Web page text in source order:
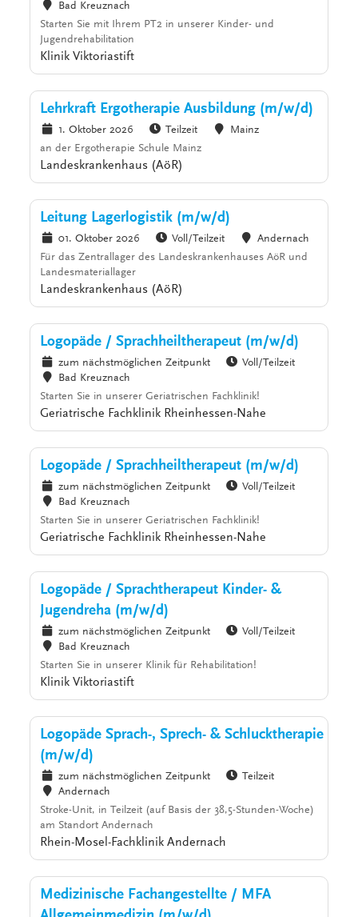
Bad Kreuznach
Starten Sie mit Ihrem PT2 in unserer Kinder- und
Jugendrehabilitation
Klinik Viktoriastift
Lehrkraft Ergotherapie Ausbildung (m/w/d)
1. Oktober 2026 Teilzeit
Mainz
an der Ergotherapie Schule Mainz
Landeskrankenhaus (AöR)
Leitung Lagerlogistik (m/w/d)
01. Oktober 2026 Voll/Teilzeit
Andernach
Für das Zentrallager des Landeskrankenhauses AöR und
Landesmateriallager
Landeskrankenhaus (AöR)
Logopäde / Sprachheiltherapeut (m/w/d)
zum nächstmöglichen Zeitpunkt
Voll/Teilzeit
Bad Kreuznach
Starten Sie in unserer Geriatrischen Fachklinik!
Geriatrische Fachklinik Rheinhessen-Nahe
Logopäde / Sprachheiltherapeut (m/w/d)
zum nächstmöglichen Zeitpunkt
Voll/Teilzeit
Bad Kreuznach
Starten Sie in unserer Geriatrischen Fachklinik!
Geriatrische Fachklinik Rheinhessen-Nahe
Logopäde / Sprachtherapeut Kinder- &
Jugendreha (m/w/d)
zum nächstmöglichen Zeitpunkt
Voll/Teilzeit
Bad Kreuznach
Starten Sie in unserer Klinik für Rehabilitation!
Klinik Viktoriastift
Logopäde Sprach-, Sprech- & Schlucktherapie
(m/w/d)
zum nächstmöglichen Zeitpunkt
Teilzeit
Andernach
Stroke-Unit, in Teilzeit (auf Basis der 38,5-Stunden-Woche)
am Standort Andernach
Rhein-Mosel-Fachklinik Andernach
Medizinische Fachangestellte / MFA